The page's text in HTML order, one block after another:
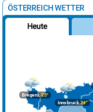
ÖSTERREICH WETTER
Heute
Bregenz25°
Innsbruck24°